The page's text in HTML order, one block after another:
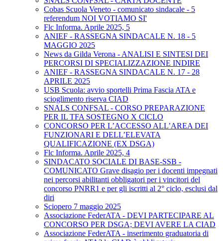
Cobas Scuola Veneto - comunicato sindacale - 5
referendum NOI VOTIAMO SI'
Flc Informa. Aprile 2025, 5
ANIEF - RASSEGNA SINDACALE N. 18 - 5
MAGGIO 2025
News da Gilda Verona - ANALISI E SINTESI DEI
PERCORSI DI SPECIALIZZAZIONE INDIRE
ANIEF - RASSEGNA SINDACALE N. 17 - 28
APRILE 2025
USB Scuola: avvio sportelli Prima Fascia ATA e
scioglimento riserva CIAD
SNALS CONFSAL - CORSO PREPARAZIONE
PER IL TFA SOSTEGNO X CICLO
CONCORSO PER L’ACCESSO ALL’AREA DEI
FUNZIONARI E DELL’ELEVATA
QUALIFICAZIONE (EX DSGA)
Flc Informa. Aprile 2025, 4
SINDACATO SOCIALE DI BASE-SSB -
COMUNICATO Grave disagio per i docenti impegnati
nei percorsi abilitanti obbligatori per i vincitori del
concorso PNRR1 e per gli iscritti al 2° ciclo, esclusi dal
diri
Sciopero 7 maggio 2025
Associazione FederATA - DEVI PARTECIPARE AL
CONCORSO PER DSGA; DEVI AVERE LA CIAD
Associazione FederATA - inserimento graduatoria di